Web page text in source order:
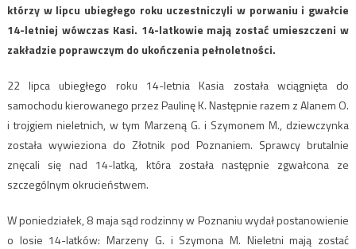
którzy w lipcu ubiegłego roku uczestniczyli w porwaniu i gwałcie
14-letniej wówczas Kasi. 14-latkowie mają zostać umieszczeni w
zakładzie poprawczym do ukończenia pełnoletności.
22 lipca ubiegłego roku 14-letnia Kasia została wciągnięta do
samochodu kierowanego przez Paulinę K. Następnie razem z Alanem O.
i trojgiem nieletnich, w tym Marzeną G. i Szymonem M., dziewczynka
została wywieziona do Złotnik pod Poznaniem. Sprawcy brutalnie
znęcali się nad 14-latką, która została następnie zgwałcona ze
szczególnym okrucieństwem.
W poniedziałek, 8 maja sąd rodzinny w Poznaniu wydał postanowienie
o losie 14-latków: Marzeny G. i Szymona M. Nieletni mają zostać